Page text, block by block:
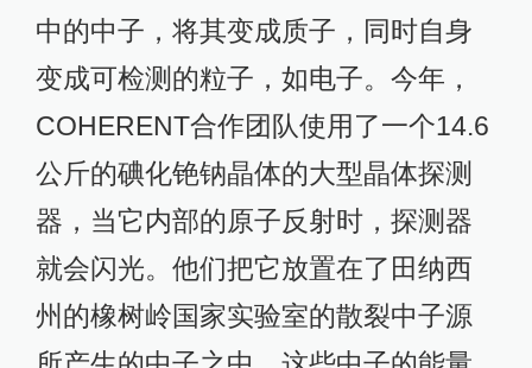
中的中子，将其变成质子，同时自身
变成可检测的粒子，如电子。今年，
COHERENT合作团队使用了一个14.6
公斤的碘化铯钠晶体的大型晶体探测
器，当它内部的原子反射时，探测器
就会闪光。他们把它放置在了田纳西
州的橡树岭国家实验室的散裂中子源